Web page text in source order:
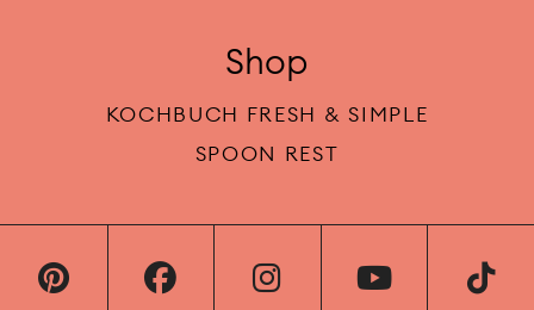
Shop
KOCHBUCH FRESH & SIMPLE
SPOON REST